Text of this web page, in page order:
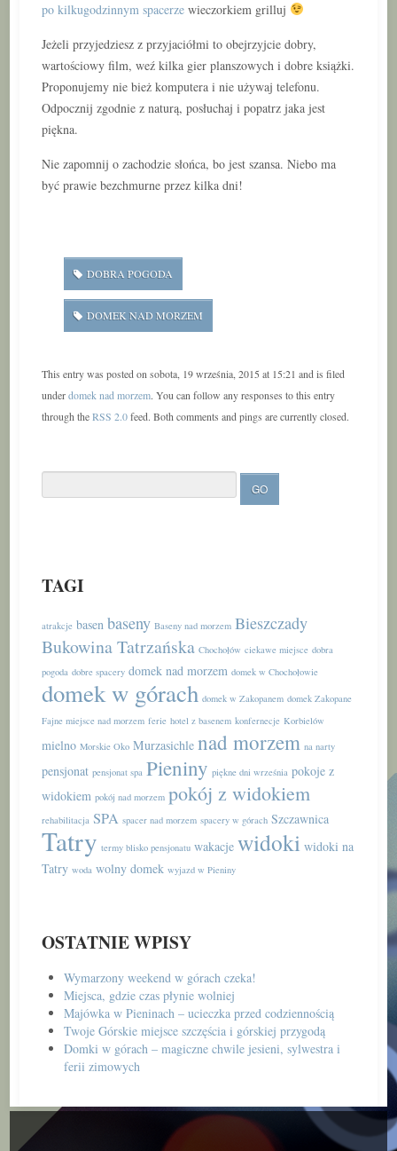
po kilkugodzinnym spacerzewieczorkiem grilluj
Jeżeli przyjedziesz z przyjaciółmi to obejrzyjcie dobry,
wartościowy film, weź kilka gier planszowych i dobre książki.
Proponujemy nie bież komputera i nie używaj telefonu.
Odpocznij zgodnie z naturą, posłuchaj i popatrz jaka jest
piękna.
Nie zapomnij o zachodzie słońca, bo jest szansa. Niebo ma
być prawie bezchmurne przez kilka dni!
DOBRA POGODA
DOMEK NAD MORZEM
This entry was posted on sobota, 19 września, 2015 at 15:21 and is filed
underdomek nad morzem. You can follow any responses to this entry
through theRSS 2.0feed. Both comments and pings are currently closed.
TAGI
atrakcje basen baseny Baseny nad morzem Bieszczady
Bukowina Tatrzańska Chochołów ciekawe miejsce dobra
pogoda dobre spacery domek nad morzem domek w Chochołowie
domek w górach domek w Zakopanem domek Zakopane
Fajne miejsce nad morzem ferie hotel z basenem konfernecje Korbielów
mielno Morskie Oko Murzasichle nad morzem na narty
pensjonat pensjonat spa Pieniny piękne dni września pokoje z
widokiem pokój nad morzem pokój z widokiem
rehabilitacja SPA spacer nad morzem spacery w górach Szczawnica
Tatry termy blisko pensjonatu wakacje widoki widoki na
Tatry woda wolny domek wyjazd w Pieniny
OSTATNIE WPISY
Wymarzony weekend w górach czeka!
Miejsca, gdzie czas płynie wolniej
Majówka w Pieninach – ucieczka przed codziennością
Twoje Górskie miejsce szczęścia i górskiej przygodą
Domki w górach – magiczne chwile jesieni, sylwestra i
ferii zimowych